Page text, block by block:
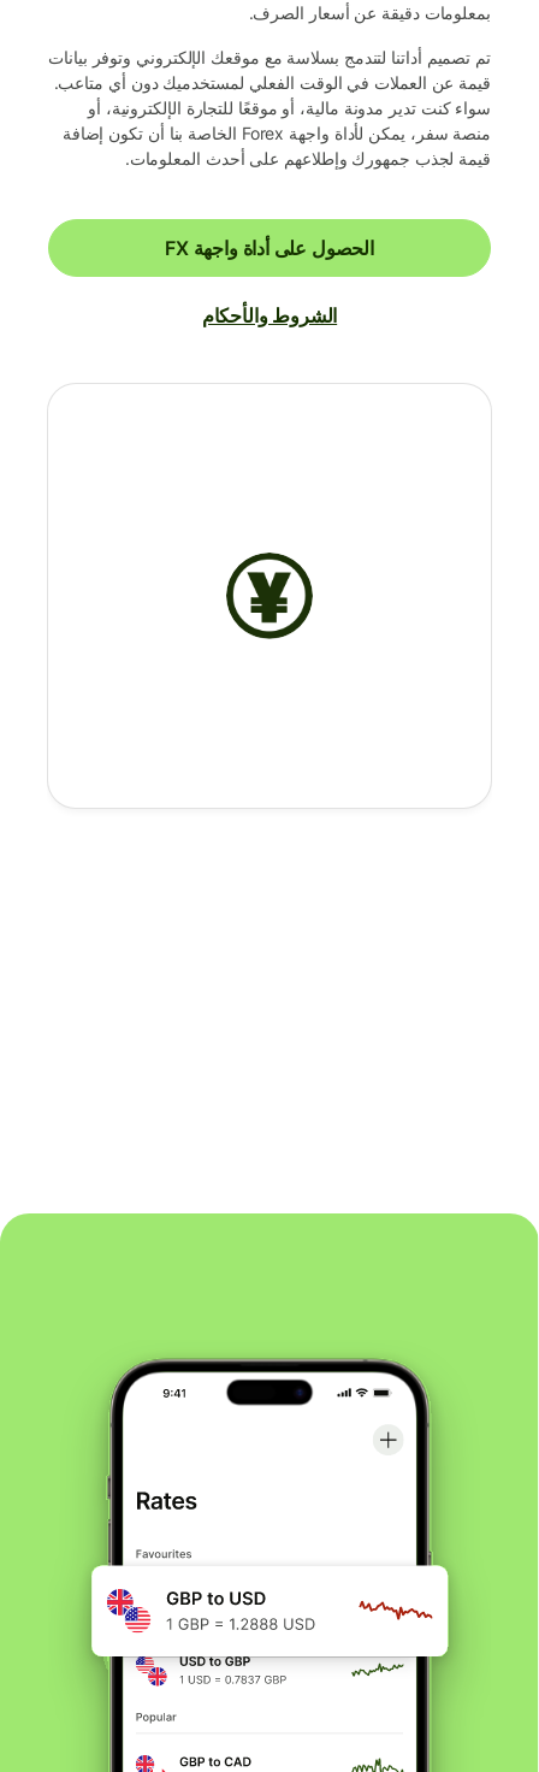
بمعلومات دقيقة عن أسعار الصرف.
تم تصميم أداتنا لتندمج بسلاسة مع موقعك الإلكتروني وتوفر بيانات
قيمة عن العملات في الوقت الفعلي لمستخدميك دون أي متاعب.
سواء كنت تدير مدونة مالية، أو موقعًا للتجارة الإلكترونية، أو
منصة سفر، يمكن لأداة واجهة Forex الخاصة بنا أن تكون إضافة
قيمة لجذب جمهورك وإطلاعهم على أحدث المعلومات.
الحصول على أداة واجهة FX
الشروط والأحكام